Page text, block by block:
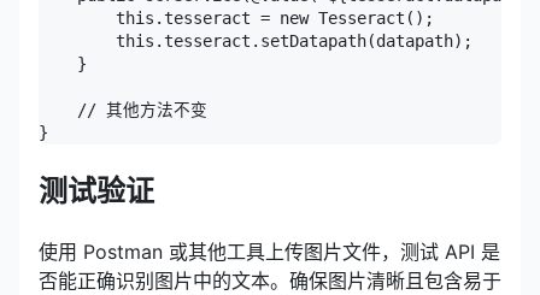
this.tesseract = new Tesseract();
this.tesseract.setDatapath(datapath);
}
// 其他方法不变
}
测试验证
使用 Postman 或其他工具上传图片文件，测试 API 是
否能正确识别图片中的文本。确保图片清晰且包含易于